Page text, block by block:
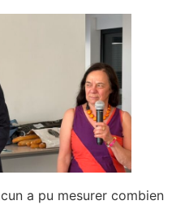
a pu mesurer combien